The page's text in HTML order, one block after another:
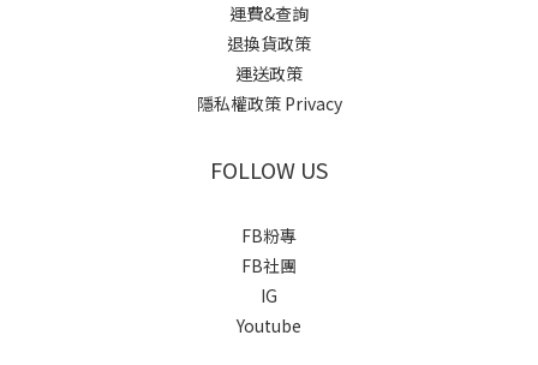
運費&查詢
退換貨政策
運送政策
隱私權政策 Privacy
FOLLOW US
FB粉專
FB社團
IG
Youtube